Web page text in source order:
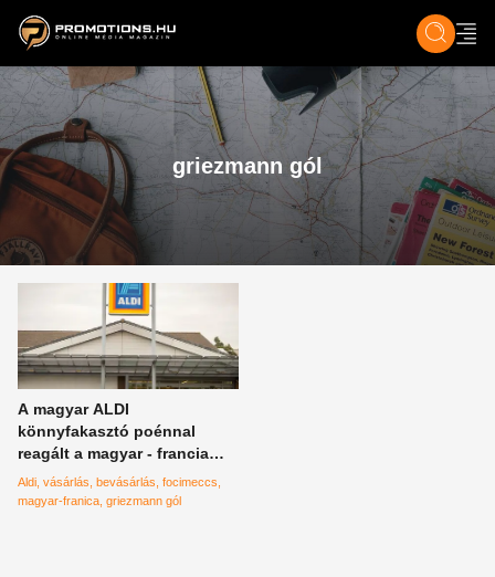
ZENE, FILM & KULT ÉLET TECH &
griezmann gól
A magyar ALDI
könnyfakasztó poénnal
reagált a magyar - francia
focimeccsre, erre tuti, hogy
nem számítottál!
Aldi vásárlás bevásárlás focimeccs
magyar-franica griezmann gól